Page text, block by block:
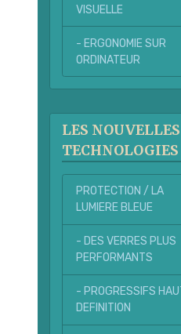
VISUELLE
- ERGONOMIE SUR
ORDINATEUR
LES NOUVELLES
TECHNOLOGIES
PROTECTION / LA
LUMIERE BLEUE
- DES VERRES PLUS
PERFORMANTS
- PROGRESSIFS
DEFINITION